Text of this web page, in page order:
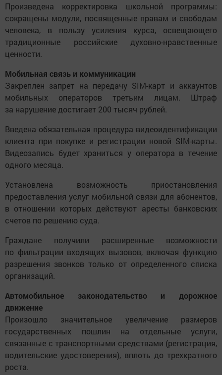
Произведена корректировка школьной программы:
сокращены модули, посвященные правам и свободам
человека, в пользу усиления курса, освещающего
традиционные российские духовно-нравственные
ценности.
Мобильная связь и коммуникации
Закреплен запрет на передачу SIM-карт и аккаунтов
мобильных операторов третьим лицам. Штраф
за нарушение достигает 200 тысяч рублей.
Введена обязательная процедура видеоидентификации
клиента при покупке и регистрации новой SIM-карты.
Видеозапись будет храниться у оператора в течение
одного месяца.
Установлена возможность приостановления
предоставления услуг мобильной связи для абонентов,
в отношении которых действуют аресты банковских
счетов по решению суда.
Граждане получили расширенные возможности
по фильтрации входящих вызовов, включая функцию
разрешения звонков только от определенного списка
организаций.
Автомобильное законодательство и дорожное
движение
Произошло значительное увеличение размеров
государственных пошлин на отдельные услуги,
связанные с транспортными средствами (регистрация,
водительские удостоверения), вплоть до трехкратного
роста.